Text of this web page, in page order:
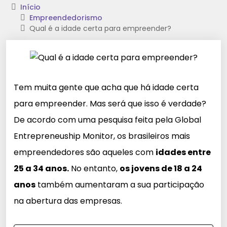
Início
Empreendedorismo
Qual é a idade certa para empreender?
Tem muita gente que acha que há idade certa
para empreender. Mas será que isso é verdade?
De acordo com uma pesquisa feita pela Global
Entrepreneuship Monitor, os brasileiros mais
empreendedores são aqueles com idades entre
25 a 34 anos. No entanto, os jovens de 18 a 24
anos também aumentaram a sua participação
na abertura das empresas.